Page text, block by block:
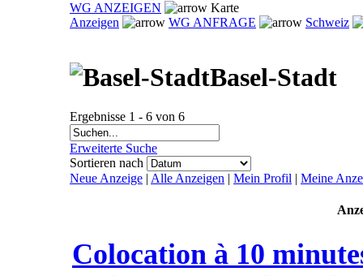
WG ANZEIGEN
Karte
Anzeigen
WG ANFRAGE Schweiz
Basel-Stadt
Ergebnisse 1 - 6 von 6
Erweiterte Suche
Sortieren nach
Neue Anzeige | Alle Anzeigen | Mein Profil | Meine
Colocation à 10